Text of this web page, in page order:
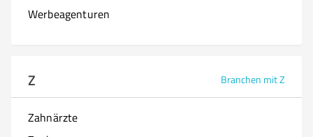
Werbeagenturen
Z Branchen mit Z
Zahnärzte